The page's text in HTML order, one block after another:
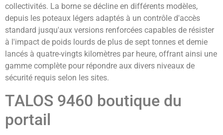
collectivités. La borne se décline en différents modèles,
depuis les poteaux légers adaptés à un contrôle d'accès
standard jusqu'aux versions renforcées capables de résister
à l'impact de poids lourds de plus de sept tonnes et demie
lancés à quatre-vingts kilomètres par heure, offrant ainsi une
gamme complète pour répondre aux divers niveaux de
sécurité requis selon les sites.
TALOS 9460 boutique du
portail